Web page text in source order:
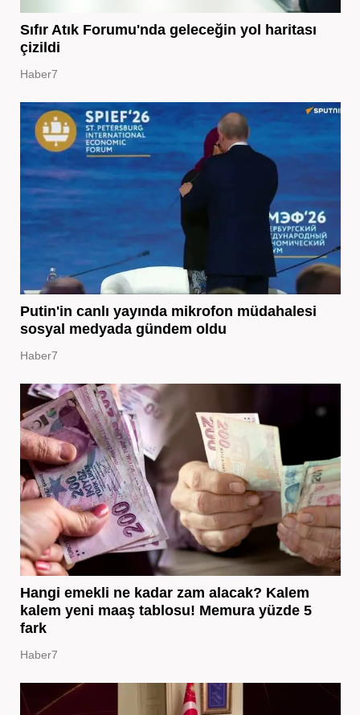
Sıfır Atık Forumu'nda geleceğin yol haritası
çizildi
Haber7
Putin'in canlı yayında mikrofon müdahalesi
sosyal medyada gündem oldu
Haber7
Hangi emekli ne kadar zam alacak? Kalem
kalem yeni maaş tablosu! Memura yüzde 5
fark
Haber7